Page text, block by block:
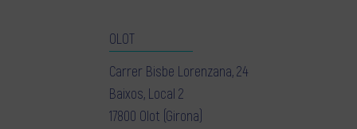
OLOT
Carrer Bisbe Lorenzana, 24
Baixos, Local 2
17800 Olot (Girona)